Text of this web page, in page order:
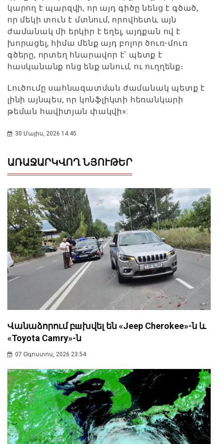
կարող է պարզվի, որ այդ գիծը նենց է գծած,
որ մեկի տուն է մտնում, որովհետև այն
ժամանակ մի երկիր է եղել, այդքան ով է
խորացել, հիմա մենք այդ բոլոր ծուռ-մուռ
գծերը, որտեղ հնարավոր է՝ պետք է
հասկանանք ոնց ենք անում, ու ուղղենք։
Լուծումը սահնազատման ժամանակ պետք է
լինի այնպես, որ կոնֆլիկտի հեռանկարի
թեման հավիտյան փակվի»:
30 Մայիս, 2026 14:45
ԱՌԱՋԱՐԿՎՈՂ ՆՅՈՒԹԵՐ
Վանաձորում բшխվել են «Jeep Cherokee»-ն և
«Toyota Camry»-ն
07 Օգոստոս, 2026 23:54